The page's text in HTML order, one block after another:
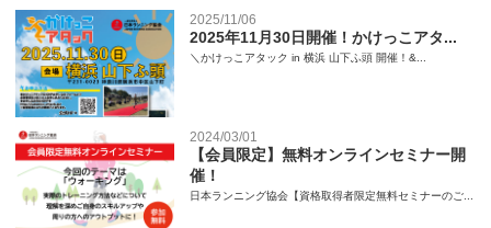
2025/11/06
2025年11月30日開催！かけっこアタ...
＼かけっこアタック in 横浜 山下ふ頭 開催！&...
2024/03/01
【会員限定】無料オンラインセミナー開
催！
日本ランニング協会【資格取得者限定無料セミナーのご...